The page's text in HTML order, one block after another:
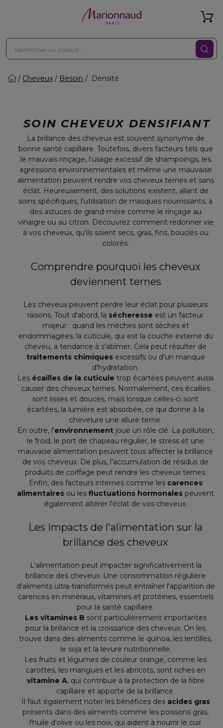
Cheveux Besoin Densité
SOIN CHEVEUX DENSIFIANT
La brillance des cheveux est souvent synonyme de
bonne santé capillaire. Toutefois, divers facteurs tels que
le mauvais rinçage, l'usage excessif de shampoings, les
agressions environnementales et même une mauvaise
alimentation peuvent rendre vos cheveux ternes et sans
éclat. Heureusement, des solutions existent, allant de
soins spécifiques, l'utilisation de masques nourrissants, à
des astuces de grand-mère comme le rinçage au
vinaigre ou au citron. Découvrez comment redonner vie
à vos cheveux, qu'ils soient secs, gras, fins, bouclés ou
colorés.
Comprendre pourquoi les cheveux
deviennent ternes
Les cheveux peuvent perdre leur éclat pour plusieurs
raisons. Tout d'abord, la sécheresse est un facteur
majeur : quand les mèches sont sèches et
endommagées, la cuticule, qui est la couche externe du
cheveu, a tendance à s'abîmer. Cela peut résulter de
traitements chimiquesexcessifs ou d'un manque
d'hydratation.
Les écailles de la cuticule trop écartées peuvent aussi
causer des cheveux ternes. Normalement, ces écailles
sont lisses et douces, mais lorsque celles-ci sont
écartées, la lumière est absorbée, ce qui donne à la
chevelure une allure terne.
En outre, l'environnement joue un rôle clé. La pollution,
le froid, le port de chapeau régulier, le stress et une
mauvaise alimentation peuvent tous affecter la brillance
de vos cheveux. De plus, l'accumulation de résidus de
produits de coiffage peut rendre les cheveux ternes.
Enfin, des facteurs internes comme les carences
alimentaires ou les fluctuations hormonales peuvent
également altérer l'éclat de vos cheveux.
Les impacts de l'alimentation sur la
brillance des cheveux
L'alimentation peut impacter significativement la
brillance des cheveux. Une consommation régulière
d'aliments ultra-transformés peut entraîner l'apparition de
carences en minéraux, vitamines et protéines, essentiels
pour la santé capillaire.
Les vitamines B sont particulièrement importantes
pour la brillance et la croissance des cheveux. On les
trouve dans des aliments comme le quinoa, les lentilles,
le soja et la levure nutritionnelle.
Les fruits et légumes de couleur orange, comme les
carottes, les mangues et les abricots, sont riches en
vitamine A, qui contribue à la protection de la fibre
capillaire et apporte de la brillance.
Il faut également noter les bénéfices des acides gras
présents dans des aliments comme les poissons gras,
l'huile d'olive ou les noix, qui aident à nourrir le cuir